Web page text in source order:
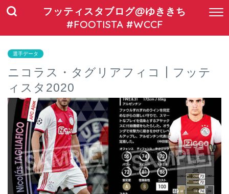
フッティスタブログ@ゆききち
#FOOTISTA #WCCF
選手データ
ニコラス・タグリアフィコ┃フッテ
ィスタ2020